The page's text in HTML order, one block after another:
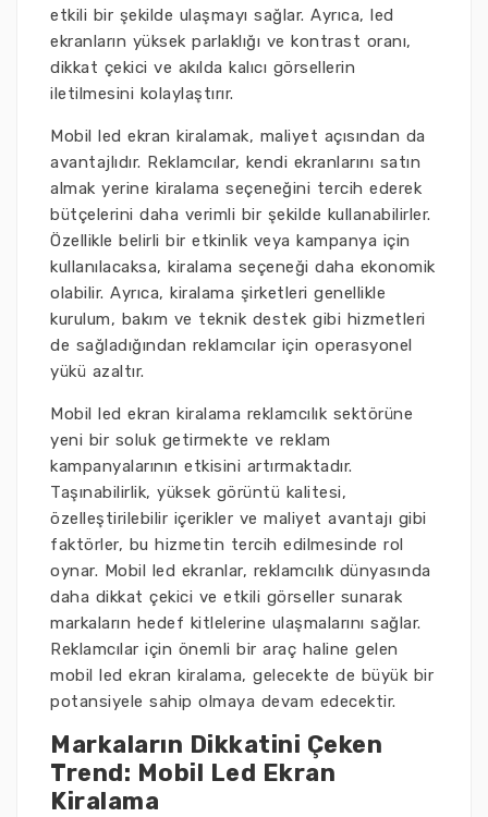
etkili bir şekilde ulaşmayı sağlar. Ayrıca, led
ekranların yüksek parlaklığı ve kontrast oranı,
dikkat çekici ve akılda kalıcı görsellerin
iletilmesini kolaylaştırır.
Mobil led ekran kiralamak, maliyet açısından da
avantajlıdır. Reklamcılar, kendi ekranlarını satın
almak yerine kiralama seçeneğini tercih ederek
bütçelerini daha verimli bir şekilde kullanabilirler.
Özellikle belirli bir etkinlik veya kampanya için
kullanılacaksa, kiralama seçeneği daha ekonomik
olabilir. Ayrıca, kiralama şirketleri genellikle
kurulum, bakım ve teknik destek gibi hizmetleri
de sağladığından reklamcılar için operasyonel
yükü azaltır.
Mobil led ekran kiralama reklamcılık sektörüne
yeni bir soluk getirmekte ve reklam
kampanyalarının etkisini artırmaktadır.
Taşınabilirlik, yüksek görüntü kalitesi,
özelleştirilebilir içerikler ve maliyet avantajı gibi
faktörler, bu hizmetin tercih edilmesinde rol
oynar. Mobil led ekranlar, reklamcılık dünyasında
daha dikkat çekici ve etkili görseller sunarak
markaların hedef kitlelerine ulaşmalarını sağlar.
Reklamcılar için önemli bir araç haline gelen
mobil led ekran kiralama, gelecekte de büyük bir
potansiyele sahip olmaya devam edecektir.
Markaların Dikkatini Çeken
Trend: Mobil Led Ekran
Kiralama